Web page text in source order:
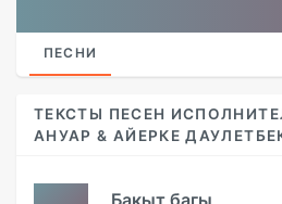
ПЕСНИ
ТЕКСТЫ ПЕСЕН
АНУАР & АЙЕРКЕ
Бакыт багы